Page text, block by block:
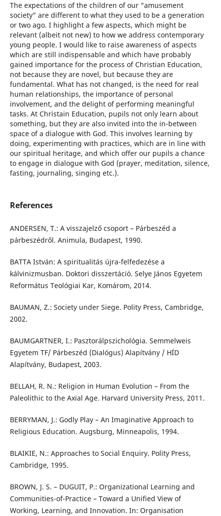
The expectations of the children of our “amusement
society” are different to what they used to be a generation
or two ago. I highlight a few aspects, which might be
relevant (albeit not new) to how we address contemporary
young people. I would like to raise awareness of aspects
which are still indispensable and which have probably
gained importance for the process of Christian Education,
not because they are novel, but because they are
fundamental. What has not changed, is the need for real
human relationships, the importance of personal
involvement, and the delight of performing meaningful
tasks. At Christain Education, pupils not only learn about
something, but they are also invited into the in-between
space of a dialogue with God. This involves learning by
doing, experimenting with practices, which are in line with
our spiritual heritage, and which offer our pupils a chance
to engage in dialogue with God (prayer, meditation, silence,
fasting, journaling, singing etc.).
References
ANDERSEN, T.: A visszajelző csoport – Párbeszéd a
párbeszédről. Animula, Budapest, 1990.
BATTA István: A spiritualitás újra-felfedezése a
kálvinizmusban. Doktori disszertáció. Selye János Egyetem
Református Teológiai Kar, Komárom, 2014.
BAUMAN, Z.: Society under Siege. Polity Press, Cambridge,
2002.
BAUMGARTNER, I.: Pasztorálpszichológia. Semmelweis
Egyetem TF/ Párbeszéd (Dialógus) Alapítvány / HÍD
Alapítvány, Budapest, 2003.
BELLAH, R. N.: Religion in Human Evolution – From the
Paleolithic to the Axial Age. Harvard University Press, 2011.
BERRYMAN, J.: Godly Play – An Imaginative Approach to
Religious Education. Augsburg, Minneapolis, 1994.
BLAIKIE, N.: Approaches to Social Enquiry. Polity Press,
Cambridge, 1995.
BROWN, J. S. – DUGUIT, P.: Organizational Learning and
Communities-of-Practice – Toward a Unified View of
Working, Learning, and Innovation. In: Organisation